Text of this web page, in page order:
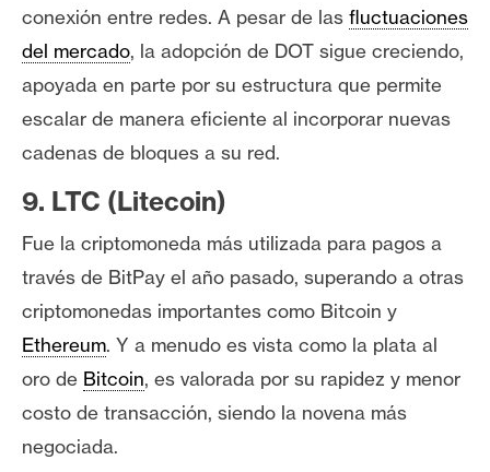
conexión entre redes. A pesar de las fluctuaciones
del mercado, la adopción de DOT sigue creciendo,
apoyada en parte por su estructura que permite
escalar de manera eficiente al incorporar nuevas
cadenas de bloques a su red.
9. LTC (Litecoin)
Fue la criptomoneda más utilizada para pagos a
través de BitPay el año pasado, superando a otras
criptomonedas importantes como Bitcoin y
Ethereum. Y a menudo es vista como la plata al
oro de Bitcoin, es valorada por su rapidez y menor
costo de transacción, siendo la novena más
negociada.